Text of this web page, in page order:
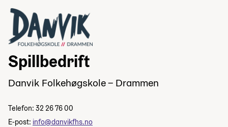
Spillbedrift
Danvik Folkehøgskole – Drammen
Telefon: 32 26 76 00
E-post: info@danvikfhs.no